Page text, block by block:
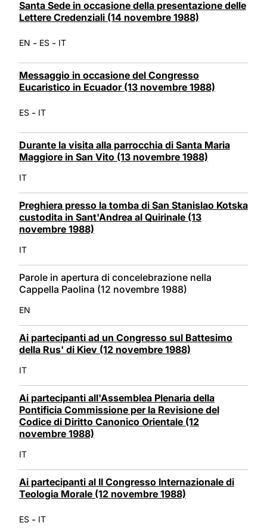
Santa Sede in occasione della presentazione delle
Lettere Credenziali (14 novembre 1988)
EN - ES - IT
Messaggio in occasione del Congresso
Eucaristico in Ecuador (13 novembre 1988)
ES - IT
Durante la visita alla parrocchia di Santa Maria
Maggiore in San Vito (13 novembre 1988)
IT
Preghiera presso la tomba di San Stanislao Kotska
custodita in Sant'Andrea al Quirinale (13
novembre 1988)
IT
Parole in apertura di concelebrazione nella
Cappella Paolina (12 novembre 1988)
EN
Ai partecipanti ad un Congresso sul Battesimo
della Rus' di Kiev (12 novembre 1988)
IT
Ai partecipanti all'Assemblea Plenaria della
Pontificia Commissione per la Revisione del
Codice di Diritto Canonico Orientale (12
novembre 1988)
IT
Ai partecipanti al II Congresso Internazionale di
Teologia Morale (12 novembre 1988)
ES - IT